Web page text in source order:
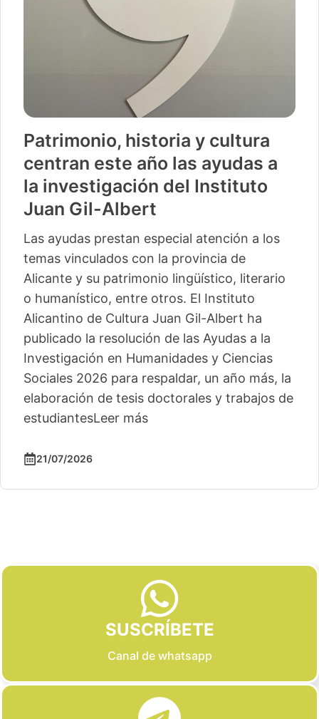
Patrimonio, historia y cultura
centran este año las ayudas a
la investigación del Instituto
Juan Gil-Albert
Las ayudas prestan especial atención a los
temas vinculados con la provincia de
Alicante y su patrimonio lingüístico, literario
o humanístico, entre otros. El Instituto
Alicantino de Cultura Juan Gil-Albert ha
publicado la resolución de las Ayudas a la
Investigación en Humanidades y Ciencias
Sociales 2026 para respaldar, un año más, la
elaboración de tesis doctorales y trabajos de
estudiantesLeer más
21/07/2026
SUSCRÍBETE
Canal de whatsapp